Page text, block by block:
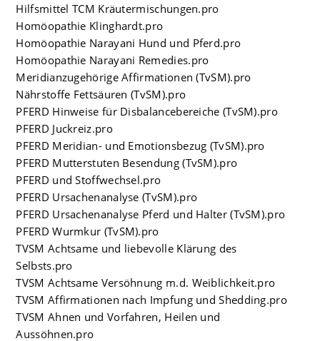
Hilfsmittel TCM Kräutermischungen.pro
Homöopathie Klinghardt.pro
Homöopathie Narayani Hund und Pferd.pro
Homöopathie Narayani Remedies.pro
Meridianzugehörige Affirmationen (TvSM).pro
Nährstoffe Fettsäuren (TvSM).pro
PFERD Hinweise für Disbalancebereiche (TvSM).pro
PFERD Juckreiz.pro
PFERD Meridian- und Emotionsbezug (TvSM).pro
PFERD Mutterstuten Besendung (TvSM).pro
PFERD und Stoffwechsel.pro
PFERD Ursachenanalyse (TvSM).pro
PFERD Ursachenanalyse Pferd und Halter (TvSM).pro
PFERD Wurmkur (TvSM).pro
TVSM Achtsame und liebevolle Klärung des
Selbsts.pro
TVSM Achtsame Versöhnung m.d. Weiblichkeit.pro
TVSM Affirmationen nach Impfung und Shedding.pro
TVSM Ahnen und Vorfahren, Heilen und
Aussöhnen.pro